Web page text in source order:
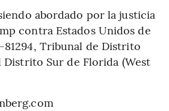
abordado por la justicia
contra Estados Unidos de
Tribunal de Distrito
Distrito Sur de Florida (West